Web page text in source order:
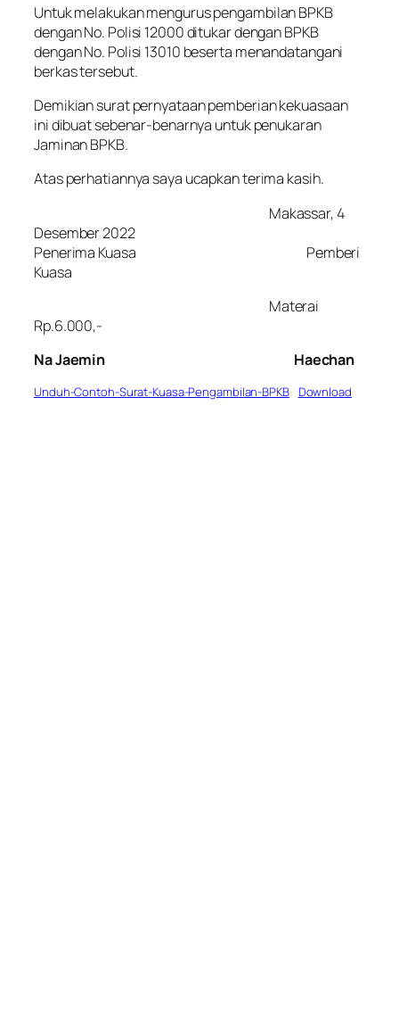
Untuk melakukan mengurus pengambilan BPKB
dengan No. Polisi 12000 ditukar dengan BPKB
dengan No. Polisi 13010 beserta menandatangani
berkas tersebut.
Demikian surat pernyataan pemberian kekuasaan
ini dibuat sebenar-benarnya untuk penukaran
Jaminan BPKB.
Atas perhatiannya saya ucapkan terima kasih.
Makassar, 4
Desember 2022
Penerima Kuasa Pemberi
Kuasa
Materai
Rp.6.000,-
Na Jaemin
Haechan
Unduh-Contoh-Surat-Kuasa-Pengambilan-BPKB Download